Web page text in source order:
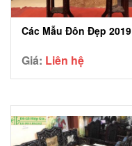
Các Mẫu Đôn Đẹp 2019
Giá: Liên hệ